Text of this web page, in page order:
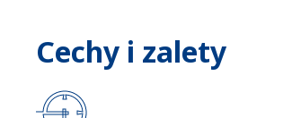
Cechy i zalety